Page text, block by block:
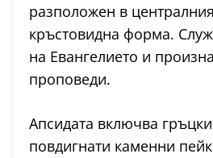
разположен в
кръстовидна форма.
на Евангелието и
проповеди.
Апсидата включва
повдигнати каменни